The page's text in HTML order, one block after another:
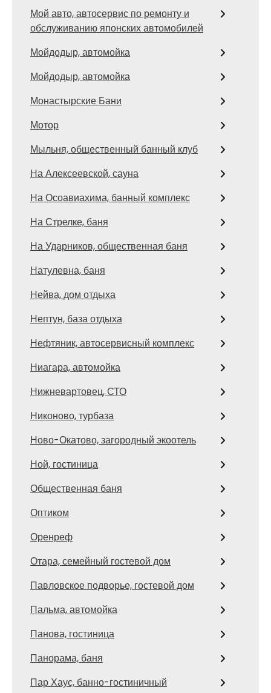
Мой авто, автосервис по ремонту и
обслуживанию японских автомобилей
Мойдодыр, автомойка
Мойдодыр, автомойка
Монастырские Бани
Мотор
Мыльня, общественный банный клуб
На Алексеевской, сауна
На Осоавиахима, банный комплекс
На Стрелке, баня
На Ударников, общественная баня
Натулевна, баня
Нейва, дом отдыха
Нептун, база отдыха
Нефтяник, автосервисный комплекс
Ниагара, автомойка
Нижневартовец, СТО
Никоново, турбаза
Ново-Окатово, загородный экоотель
Ной, гостиница
Общественная баня
Оптиком
Оренреф
Отара, семейный гостевой дом
Павловское подворье, гостевой дом
Пальма, автомойка
Панова, гостиница
Панорама, баня
Пар Хаус, банно-гостиничный